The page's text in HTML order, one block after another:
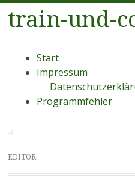
train-und-
Menü
Zum
Inhalt
Start
Impressum
Programmfehler
EDITOR